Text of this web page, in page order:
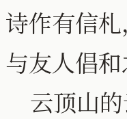
诗作有信
与友人倡和
云顶山的